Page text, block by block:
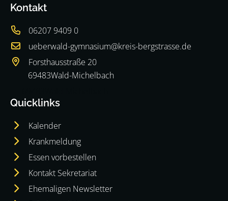
Kontakt
06207 9409 0
ueberwald-gymnasium@kreis-bergstrasse.de
Forsthausstraße 20
69483Wald-Michelbach
Quicklinks
Kalender
Krankmeldung
Essen vorbestellen
Kontakt Sekretariat
Ehemaligen Newsletter